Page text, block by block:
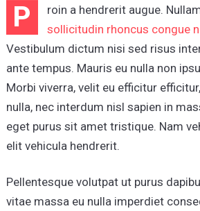
P roin a hendrerit augue.
sollicitudin rhoncus congue
Vestibulum dictum nisi sed risus
ante tempus. Mauris eu nulla non
Morbi viverra, velit eu efficitur
nulla, nec interdum nisl sapien in
eget purus sit amet tristique. Nam
elit vehicula hendrerit.
Pellentesque volutpat ut purus
vitae massa eu nulla imperdiet